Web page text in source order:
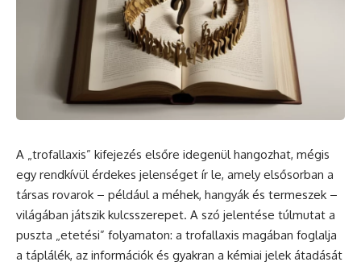
A „trofallaxis” kifejezés elsőre idegenül hangozhat, mégis
egy rendkívül érdekes jelenséget ír le, amely elsősorban a
társas rovarok – például a méhek, hangyák és termeszek –
világában játszik kulcsszerepet. A szó jelentése túlmutat a
puszta „etetési” folyamaton: a trofallaxis magában foglalja
a táplálék, az információk és gyakran a kémiai jelek átadását